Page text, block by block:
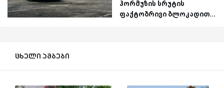
ჰორმუზის სრუტის
ფაქტობრივი ბლოკადით...
ცხელი ამბები